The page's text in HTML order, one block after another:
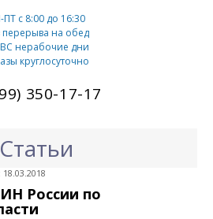
ПТ c 8:00 до 16:30
перерыва на обед
нерабочие дни
круглосуточно
350-17-17
Статьи
России по